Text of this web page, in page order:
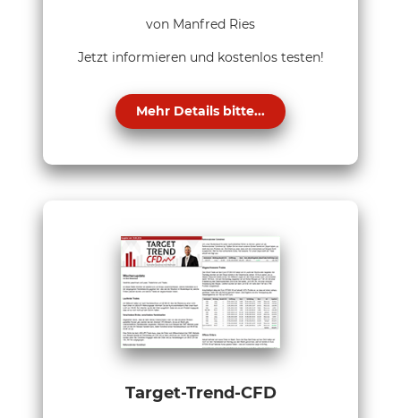
von Manfred Ries
Jetzt informieren und kostenlos testen!
Mehr Details bitte...
Target-Trend-CFD